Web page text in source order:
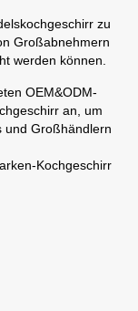
zu
Großabnehmern
werden können.
OEM&ODM-
an, um
und Großhändlern
Kochgeschirr